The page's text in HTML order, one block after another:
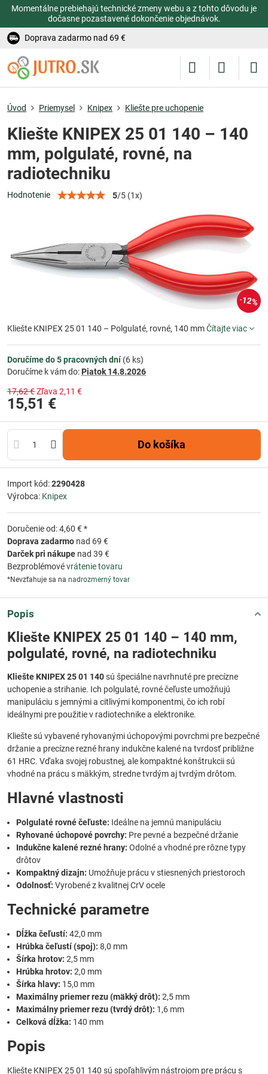
Momentálne prebiehajú technické zmeny webu a z tohto dôvodu je
dočasne pozastavené dokončenie objednávok.
Doprava zadarmo nad 69 €
12%
Úvod Priemysel Knipex Kliešte pre uchopenie
Kliešte KNIPEX 25 01 140 – 140
mm, polgulaté, rovné, na
radiotechniku
Hodnotenie 5/5 (1x)
Kliešte KNIPEX 25 01 140 – Polgulaté, rovné, 140 mmČítajte viac
Doručíme do 5 pracovných dní(6 ks)
Doručíme k vám do: Piatok 14.8.2026
17,62 €Zľava 2,11 €
15,51 €
Do košíka
Import kód:2290428
Výrobca: Knipex
Doručenie od: 4,60 € *
Doprava zadarmo nad 69 €
Darček pri nákupe nad 39 €
Bezproblémovévrátenie tovaru
*Nevzťahuje sa na nadrozmerný tovar
Popis
Kliešte KNIPEX 25 01 140 – 140 mm,
polgulaté, rovné, na radiotechniku
Kliešte KNIPEX 25 01 140sú špeciálne navrhnuté pre precízne
uchopenie a strihanie. Ich polgulaté, rovné čeľuste umožňujú
manipuláciu s jemnými a citlivými komponentmi, čo ich robí
ideálnymi pre použitie v radiotechnike a elektronike.
Kliešte sú vybavené ryhovanými úchopovými povrchmi pre bezpečné
držanie a precízne rezné hrany indukčne kalené na tvrdosť približne
61 HRC. Vďaka svojej robustnej, ale kompaktné konštrukcii sú
vhodné na prácu s mäkkým, stredne tvrdým aj tvrdým drôtom.
Hlavné vlastnosti
Polgulaté rovné čeľuste: Ideálne na jemnú manipuláciu
Ryhované úchopové povrchy: Pre pevné a bezpečné držanie
Indukčne kalené rezné hrany: Odolné a vhodné pre rôzne typy
drôtov
Kompaktný dizajn: Umožňuje prácu v stiesnených priestoroch
Odolnosť: Vyrobené z kvalitnej CrV ocele
Technické parametre
Dĺžka čeľustí: 42,0 mm
Hrúbka čeľustí (spoj): 8,0 mm
Šírka hrotov: 2,5 mm
Hrúbka hrotov: 2,0 mm
Šírka hlavy: 15,0 mm
Maximálny priemer rezu (mäkký drôt): 2,5 mm
Maximálny priemer rezu (tvrdý drôt): 1,6 mm
Celková dĺžka: 140 mm
Popis
Kliešte KNIPEX 25 01 140 sú spoľahlivým nástrojom pre prácu s